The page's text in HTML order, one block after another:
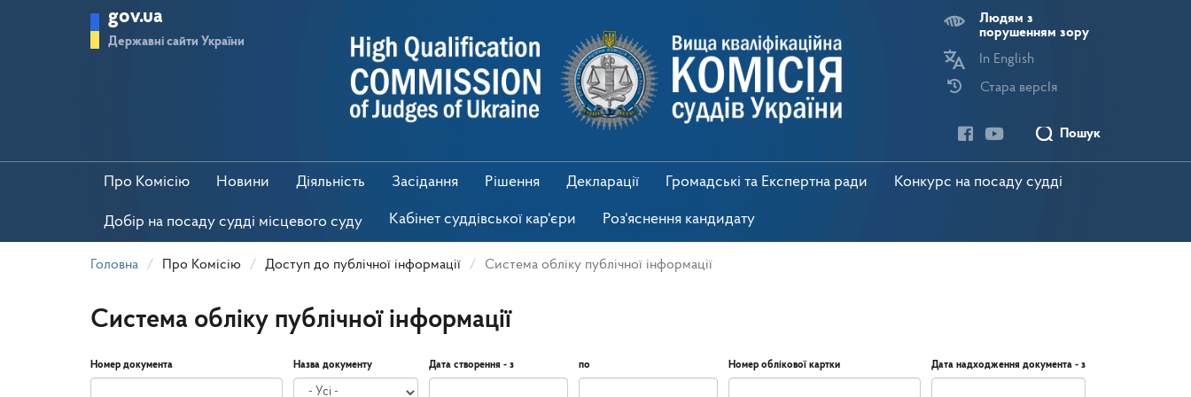
gov.ua
Державні сайти України
Людям з
порушенням зору
In English
Стара версІя
Пошук
Про Комісію Новини Діяльність Засідання Рішення Декларації Громадські та Експертна ради Конкурс на посаду судді
Добір на посаду судді місцевого суду Кабінет суддівської кар'єри Роз'яснення кандидату
Головна Про Комісію Доступ до публічної інформації Система обліку публічної інформації
Система обліку публічної інформації
Номер документа Назва документу Дата створення - з по Номер облікової картки Дата надходження документа - з